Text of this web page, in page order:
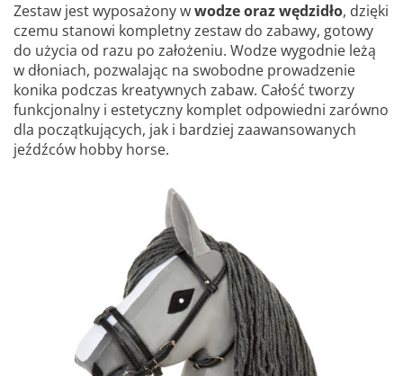
Zestaw jest wyposażony wwodze oraz wędzidło, dzięki
czemu stanowi kompletny zestaw do zabawy, gotowy
do użycia od razu po założeniu. Wodze wygodnie leżą
w dłoniach, pozwalając na swobodne prowadzenie
konika podczas kreatywnych zabaw. Całość tworzy
funkcjonalny i estetyczny komplet odpowiedni zarówno
dla początkujących, jak i bardziej zaawansowanych
jeźdźców hobby horse.